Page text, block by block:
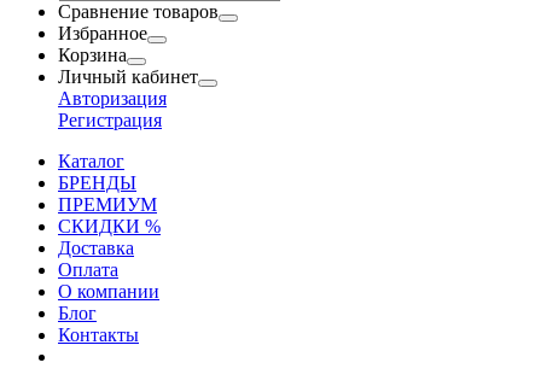
Сравнение товаров
Избранное
Корзина
Личный кабинет
Авторизация
Регистрация
Каталог
БРЕНДЫ
ПРЕМИУМ
СКИДКИ %
Доставка
Оплата
О компании
Блог
Контакты